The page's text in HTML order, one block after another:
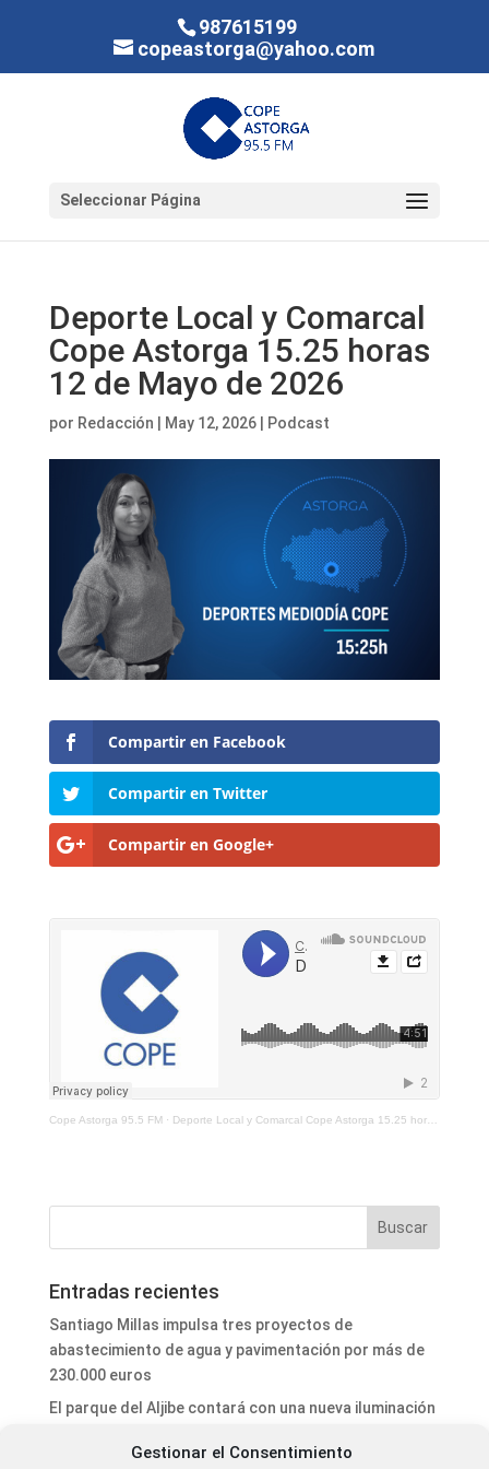
Gestionar el Consentimiento
987615199
copeastorga@yahoo.com
Seleccionar Página
Deporte Local y Comarcal
Cope Astorga 15.25 horas
12 de Mayo de 2026
por Redacción May 12, 2026| Podcast
Compartir en Facebook
Compartir en Twitter
Compartir en Google+
Cope Astorga 95.5 FM· Deporte Local y Comarcal Cope Astorga 15.25 horas 12 de Mayo de 2026
Entradas recientes
Santiago Millas impulsa tres proyectos de
abastecimiento de agua y pavimentación por más de
230.000 euros
El parque del Aljibe contará con una nueva iluminación